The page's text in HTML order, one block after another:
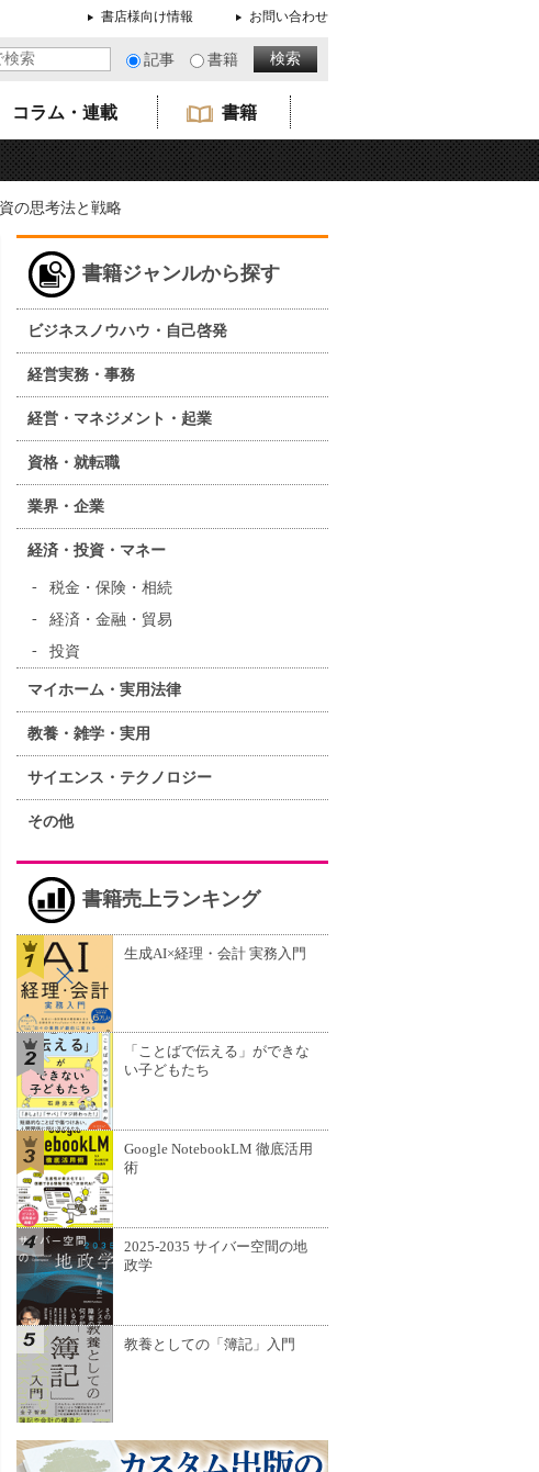
書店様向け情報 お問い合わせ
記事 書籍
コラム・連載 書籍
の思考法と戦略
書籍ジャンルから探す
ビジネスノウハウ・自己啓発
経営実務・事務
経営・マネジメント・起業
資格・就転職
業界・企業
経済・投資・マネー
税金・保険・相続
経済・金融・貿易
投資
マイホーム・実用法律
教養・雑学・実用
サイエンス・テクノロジー
その他
書籍売上ランキング
生成AI×経理・会計 実務入門
「ことばで伝える」ができな
い子どもたち
Google NotebookLM 徹底活用
術
2025-2035 サイバー空間の地
政学
教養としての「簿記」入門